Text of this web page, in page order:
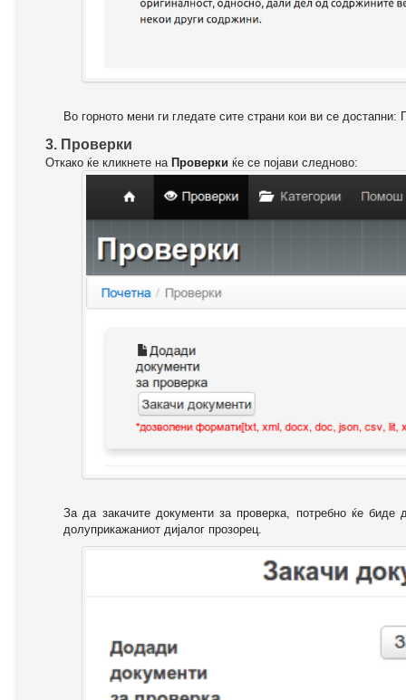
Во горното мени ги гледате сите страни кои ви се
3. Проверки
Откако ќе кликнете на Проверки ќе се појави следново:
За да закачите документи за проверка, потребно ќе биде
долуприкажаниот дијалог прозорец.